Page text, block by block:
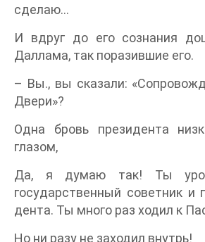
сделаю...
И вдруг до его сознания
Даллама, так поразившие его.
– Вы., вы сказали:
Двери»?
Одна бровь президента
глазом,
Да, я думаю так! Ты
государственный советник и
дента. Ты много раз ходил к
Но ни разу не заходил внутрь!